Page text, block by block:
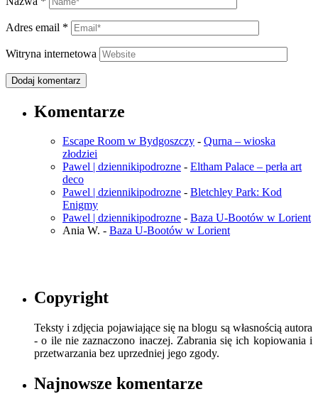
Adres email *
Witryna internetowa
Komentarze
Escape Room w Bydgoszczy - Qurna – wioska
złodziei
Pawel | dziennikipodrozne - Eltham Palace – perła art
deco
Pawel | dziennikipodrozne - Bletchley Park: Kod
Enigmy
Pawel | dziennikipodrozne - Baza U-Bootów w Lorient
Ania W. - Baza U-Bootów w Lorient
Copyright
Teksty i zdjęcia pojawiające się na blogu są własnością autora
- o ile nie zaznaczono inaczej. Zabrania się ich kopiowania i
przetwarzania bez uprzedniej jego zgody.
Najnowsze komentarze